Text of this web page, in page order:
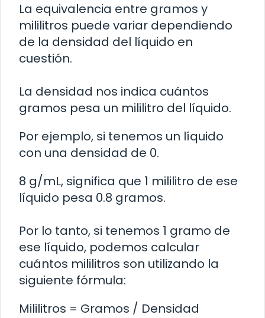
La equivalencia entre gramos y
mililitros puede variar dependiendo
de la densidad del líquido en
cuestión.
La densidad nos indica cuántos
gramos pesa un mililitro del líquido.
Por ejemplo, si tenemos un líquido
con una densidad de 0.
8 g/mL, significa que 1 mililitro de ese
líquido pesa 0.8 gramos.
Por lo tanto, si tenemos 1 gramo de
ese líquido, podemos calcular
cuántos mililitros son utilizando la
siguiente fórmula:
Mililitros = Gramos / Densidad